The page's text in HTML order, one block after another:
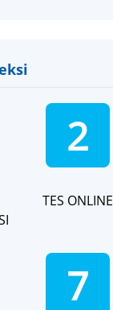
2
TES ONLINE
7